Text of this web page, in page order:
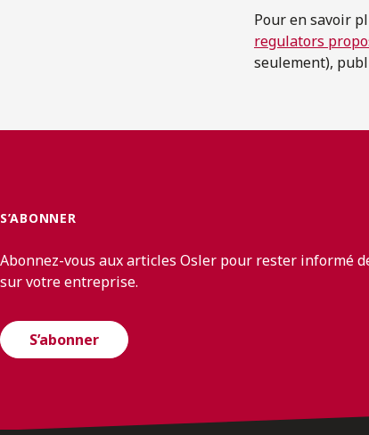
Pour en savoir
regulators
seulement),
S’ABONNER
Abonnez-vous aux articles Osler pour rester informé
sur votre entreprise.
S’abonner